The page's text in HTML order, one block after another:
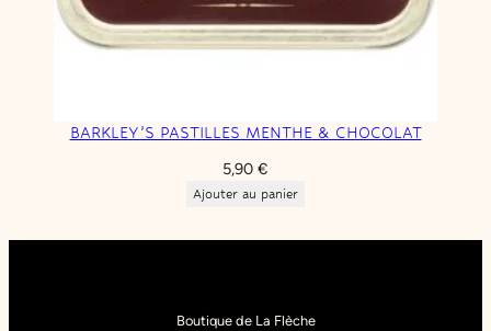
BARKLEY’S PASTILLES MENTHE & CHOCOLAT
5,90 €
Ajouter au panier
Boutique de La Flèche